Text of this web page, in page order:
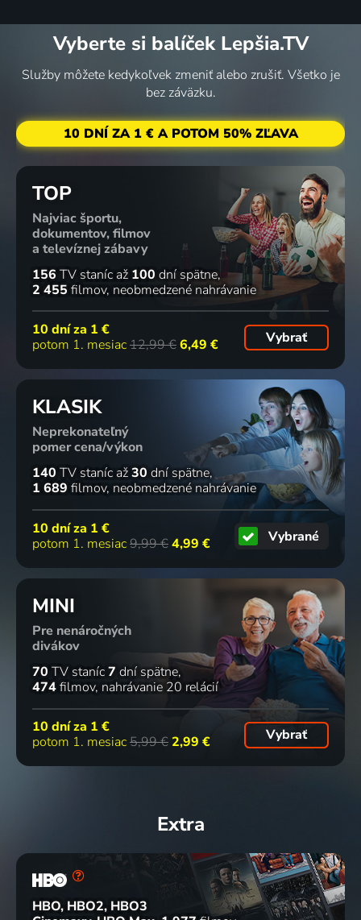
Vyberte si balíček Lepšia.TV
Služby môžete kedykoľvek zmeniť alebo zrušiť. Všetko je
bez záväzku.
10 DNÍ ZA 1 € A POTOM 50% ZĽAVA
TOP
Najviac športu,
dokumentov, filmov
a televíznej zábavy
156 TV staníc až 100 dní spätne
2 455 filmov neobmedzené nahrávanie
10 dní za 1 €
potom 1. mesiac12,99 €6,49 € Vybrať
KLASIK
Neprekonateľný
pomer cena/výkon
140 TV staníc až30 dní spätne
1 689 filmov neobmedzené nahrávanie
10 dní za 1 €
potom 1. mesiac9,99 €4,99 € Vybrané
MINI
Pre nenáročných
divákov
70 TV staníc7 dní spätne
474filmov nahrávanie 20 relácií
10 dní za 1 €
potom 1. mesiac5,99 € 2,99 € Vybrať
Extra
HBO, HBO2, HBO3